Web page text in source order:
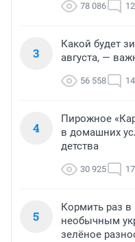
78 086 12
3
Какой будет
августа, —
56 558 14
4
Пирожное
в домашних
детства
30 925 17
5
Кормить раз
необычным
зелёное